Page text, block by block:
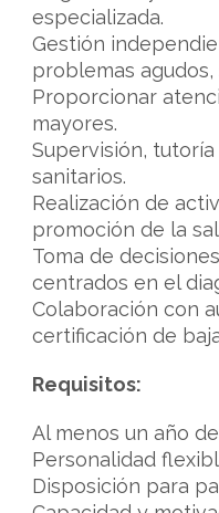
especializada.
Gestión
problemas
Proporcionar
mayores.
Supervisión,
sanitarios.
Realización de
promoción de la
Toma de
centrados en el
Colaboración con
certificación de
Requisitos:
Al menos un año
Personalidad
Disposición para